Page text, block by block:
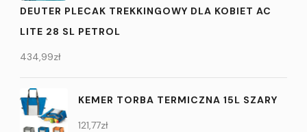
DEUTER PLECAK TREKKINGOWY DLA KOBIET AC
LITE 28 SL PETROL
434,99zł
KEMER TORBA TERMICZNA 15L SZARY
121,77zł